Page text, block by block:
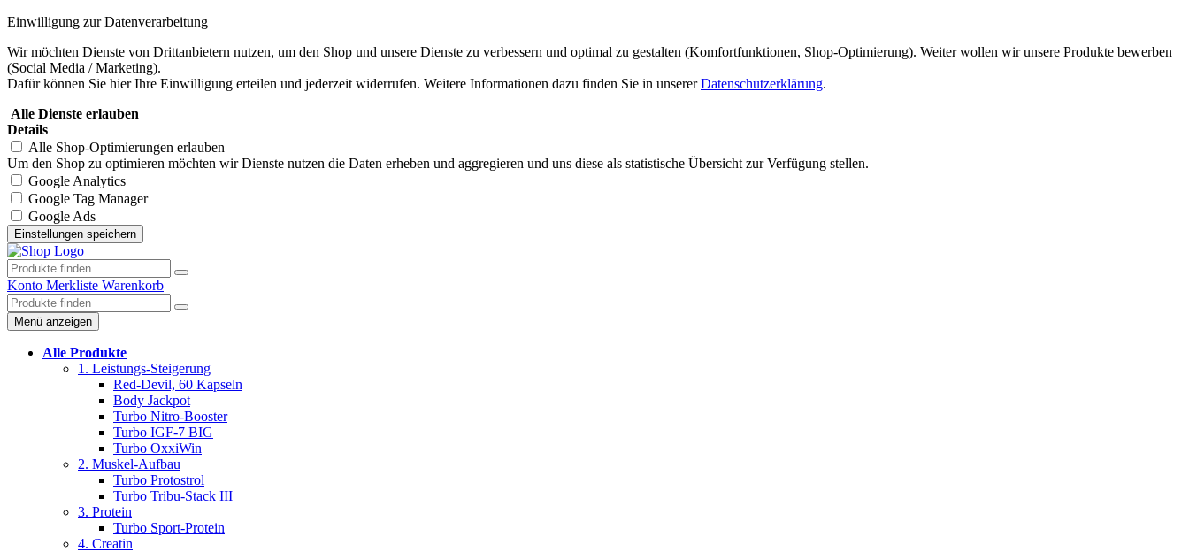
Einwilligung zur Datenverarbeitung
Wir möchten Dienste von Drittanbietern nutzen, um den Shop und unsere Dienste zu verbessern und optimal zu gestalten (Komfortfunktionen, Shop-Optimierung). Weiter wollen wir unsere Produkte bewerben
(Social Media / Marketing).
Dafür können Sie hier Ihre Einwilligung erteilen und jederzeit widerrufen. Weitere Informationen dazu finden Sie in unsererDatenschutzerklärung.
Alle Dienste erlauben
Details
Alle Shop-Optimierungen erlauben
Um den Shop zu optimieren möchten wir Dienste nutzen die Daten erheben und aggregieren und uns diese als statistische Übersicht zur Verfügung stellen.
Google Analytics
Google Tag Manager
Google Ads
Konto Merkliste Warenkorb
Menü anzeigen
Alle Produkte
1. Leistungs-Steigerung
Red-Devil, 60 Kapseln
Body Jackpot
Turbo Nitro-Booster
Turbo IGF-7 BIG
Turbo OxxiWin
2. Muskel-Aufbau
Turbo Protostrol
Turbo Tribu-Stack III
3. Protein
Turbo Sport-Protein
4. Creatin